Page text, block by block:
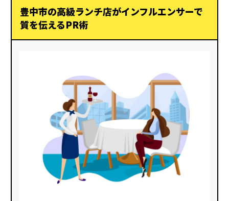
豊中市の高級ランチ店がインフルエンサーで
質を伝えるPR術